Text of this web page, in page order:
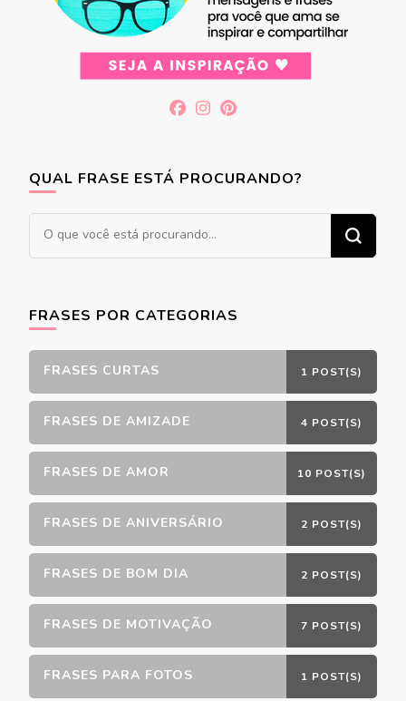
QUAL FRASE ESTÁ PROCURANDO?
Procurando
algo?
FRASES POR CATEGORIAS
FRASES CURTAS 1 POST(S)
FRASES DE AMIZADE 4 POST(S)
FRASES DE AMOR 10 POST(S)
FRASES DE ANIVERSÁRIO 2 POST(S)
FRASES DE BOM DIA 2 POST(S)
FRASES DE MOTIVAÇÃO 7 POST(S)
FRASES PARA FOTOS 1 POST(S)